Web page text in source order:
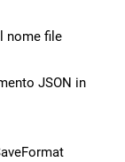
nome file
JSON in